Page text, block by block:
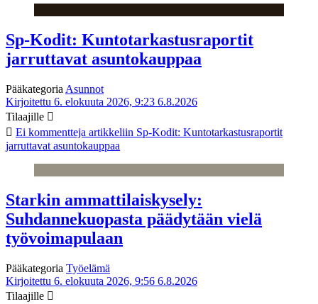
Sp-Kodit: Kuntotarkastusraportit
jarruttavat asuntokauppaa
Pääkategoria Asunnot
Kirjoitettu 6. elokuuta 2026, 9:23 6.8.2026
Tilaajille
Ei kommentteja artikkeliin Sp-Kodit: Kuntotarkastusraportit
jarruttavat asuntokauppaa
Starkin ammattilaiskysely:
Suhdannekuopasta päädytään vielä
työvoimapulaan
Pääkategoria Työelämä
Kirjoitettu 6. elokuuta 2026, 9:56 6.8.2026
Tilaajille